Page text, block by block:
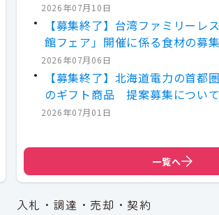
2026年07月10日
【募集終了】台湾ファミリーレ
館フェア」開催に係る食材の募
2026年07月06日
【募集終了】北海道電力の首都
のギフト商品 提案募集について
2026年07月01日
一覧へ
入札・調達・売却・契約